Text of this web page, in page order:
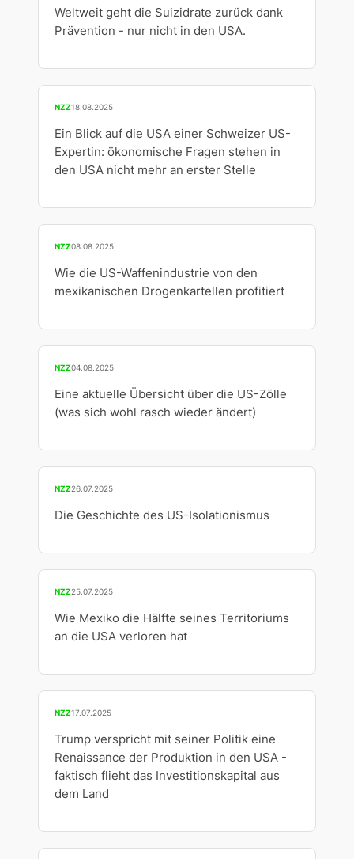
Weltweit geht die Suizidrate zurück dank
Prävention - nur nicht in den USA.
NZZ18.08.2025
Ein Blick auf die USA einer Schweizer US-
Expertin: ökonomische Fragen stehen in
den USA nicht mehr an erster Stelle
NZZ08.08.2025
Wie die US-Waffenindustrie von den
mexikanischen Drogenkartellen profitiert
NZZ04.08.2025
Eine aktuelle Übersicht über die US-Zölle
(was sich wohl rasch wieder ändert)
NZZ26.07.2025
Die Geschichte des US-Isolationismus
NZZ25.07.2025
Wie Mexiko die Hälfte seines Territoriums
an die USA verloren hat
NZZ17.07.2025
Trump verspricht mit seiner Politik eine
Renaissance der Produktion in den USA -
faktisch flieht das Investitionskapital aus
dem Land